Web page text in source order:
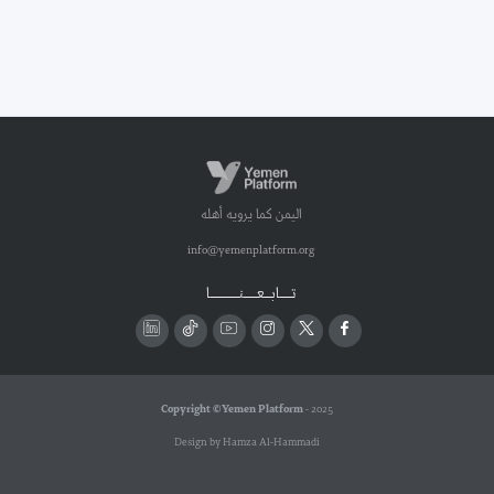
اليمن كما يرويه أهله
info@yemenplatform.org
تـــــابـــعــــــنـــــــــــــا
Copyright © Yemen Platform- 2025
Design by Hamza Al-Hammadi